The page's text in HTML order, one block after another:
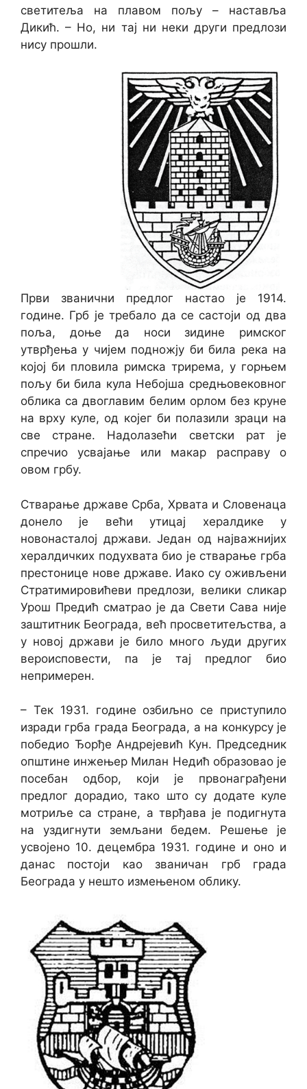
светитеља на плавом пољу – наставља
Дикић. – Но, ни тај ни неки други предлози
нису прошли.
Први званични предлог настао је 1914.
године. Грб је требало да се састоји од два
поља, доње да носи зидине римског
утврђења у чијем подножју би била река на
којој би пловила римска трирема, у горњем
пољу би била кула Небојша средњовековног
облика са двоглавим белим орлом без круне
на врху куле, од којег би полазили зраци на
све стране. Надолазећи светски рат је
спречио усвајање или макар расправу о
овом грбу.
Стварање државе Срба, Хрвата и Словенаца
донело је већи утицај хералдике у
новонасталој држави. Један од најважнијих
хералдичких подухвата био је стварање грба
престонице нове државе. Иако су оживљени
Стратимировићеви предлози, велики сликар
Урош Предић сматрао је да Свети Сава није
заштитник Београда, већ просветитељства, а
у новој држави је било много људи других
вероисповести, па је тај предлог био
непримерен.
– Тек 1931. године озбиљно се приступило
изради грба града Београда, а на конкурсу је
победио Ђорђе Андрејевић Кун. Председник
општине инжењер Милан Недић образовао је
посебан одбор, који је првонаграђени
предлог дорадио, тако што су додате куле
мотриље са стране, а тврђава је подигнута
на уздигнути земљани бедем. Решење је
усвојено 10. децембра 1931. године и оно и
данас постоји као званичан грб града
Београда у нешто измењеном облику.